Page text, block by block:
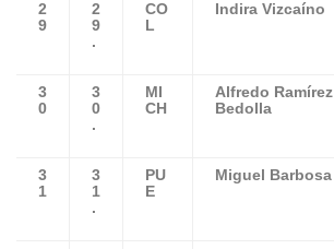
2
9
2
9
.
CO
L
Indira Vizcaíno
3
0
3
0
.
MI
CH
Alfredo Ramírez
Bedolla
3
1
3
1
.
PU
E
Miguel Barbosa